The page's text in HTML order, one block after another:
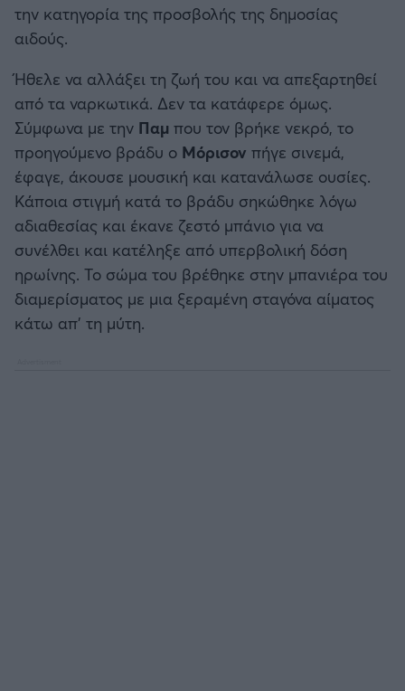
Ατλέτικο Μαδρίτης
Μάντσεστερ Γιουνάιτεντ
Μάντσεστερ Σίτι
Λίβερπουλ
Τσέλσι
Άρσεναλ
την κατηγορία της προσβολής της δημοσίας
αιδούς.
Ήθελε να αλλάξει τη ζωή του και να απεξαρτηθεί
από τα ναρκωτικά. Δεν τα κατάφερε όμως.
Σύμφωνα με την Παμ που τον βρήκε νεκρό, το
προηγούμενο βράδυ ο Μόρισον πήγε σινεμά,
έφαγε, άκουσε μουσική και κατανάλωσε ουσίες.
Κάποια στιγμή κατά το βράδυ σηκώθηκε λόγω
αδιαθεσίας και έκανε ζεστό μπάνιο για να
συνέλθει και κατέληξε από υπερβολική δόση
ηρωίνης. Το σώμα του βρέθηκε στην μπανιέρα του
διαμερίσματος με μια ξεραμένη σταγόνα αίματος
κάτω απ' τη μύτη.